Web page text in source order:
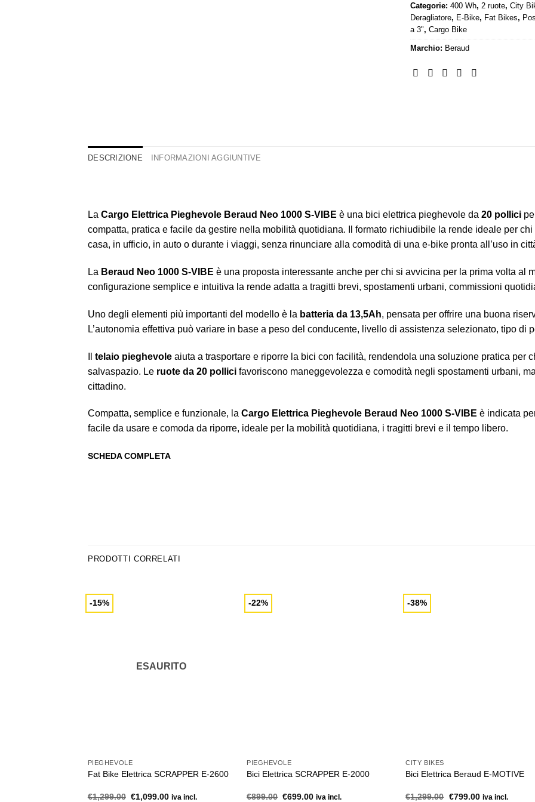
Categorie: 400 Wh, 2 ruote, City
Deragliatore, E-Bike, Fat Bikes,
a 3", Cargo Bike
Marchio: Beraud
DESCRIZIONE INFORMAZIONI AGGIUNTIVE
La Cargo Elettrica Pieghevole Beraud Neo 1000 S-VIBE è una bici elettrica pieghevole da 20 pollici
compatta, pratica e facile da gestire nella mobilità quotidiana. Il formato richiudibile la rende ideale per
casa, in ufficio, in auto o durante i viaggi, senza rinunciare alla comodità di una e-bike pronta all’uso in
La Beraud Neo 1000 S-VIBE è una proposta interessante anche per chi si avvicina per la prima volta al
configurazione semplice e intuitiva la rende adatta a tragitti brevi, spostamenti urbani, commissioni
Uno degli elementi più importanti del modello è la batteria da 13,5Ah, pensata per offrire una buona
L’autonomia effettiva può variare in base a peso del conducente, livello di assistenza selezionato, tipo di
telaio pieghevole aiuta a trasportare e riporre la bici con facilità, rendendola una soluzione pratica per
salvaspazio. Le ruote da 20 pollici favoriscono maneggevolezza e comodità negli spostamenti urbani,
cittadino.
Compatta, semplice e funzionale, la Cargo Elettrica Pieghevole Beraud Neo 1000 S-VIBE è indicata
facile da usare e comoda da riporre, ideale per la mobilità quotidiana, i tragitti brevi e il tempo libero.
SCHEDA COMPLETA
PRODOTTI CORRELATI
-15%
ESAURITO
PIEGHEVOLE
Fat Bike Elettrica SCRAPPER E-2600
€1,299.00 Il
€1,099.00Iliva incl.
-22%
PIEGHEVOLE
Bici Elettrica SCRAPPER E-2000
€899.00 Il
€699.00Iliva incl.
-38%
CITY BIKES
Bici Elettrica Beraud E-MOTIVE
€1,299.00 Il
€799.00Iliva incl.